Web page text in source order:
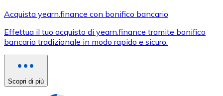
Carta di credito / debito
Usa le carte Visa e Mastercard per acquistare
Acquista con carta
Negozio - Carte regalo
Nuovo
Acquista yearn.finance con bonifico bancario
Effettua il tuo acquisto di yearn.finance tramite bonifico
bancario tradizionale in modo rapido e sicuro.
Scopri di più